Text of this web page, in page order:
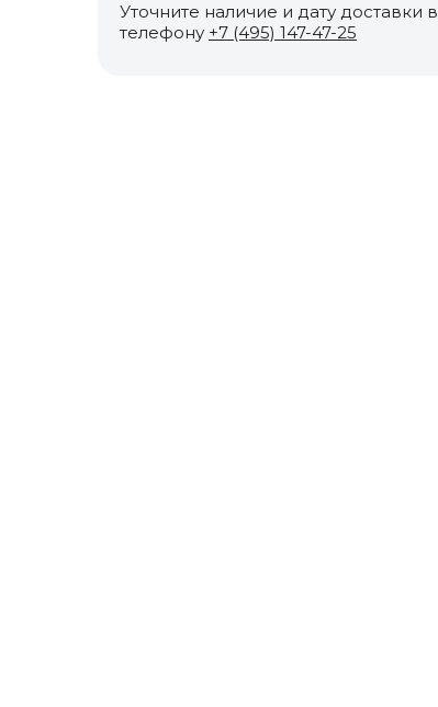
Уточните наличие и дату доставки в
телефону +7 (495) 147-47-25